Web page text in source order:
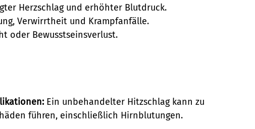
Herzschlag und erhöhter Blutdruck.
Verwirrtheit und Krampfanfälle.
oder Bewusstseinsverlust.
Ein unbehandelter Hitzschlag kann zu
führen, einschließlich Hirnblutungen.